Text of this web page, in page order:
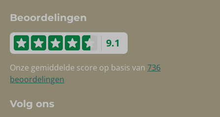
Beoordelingen
9.1
Onze gemiddelde score op basis van 736
beoordelingen
Volg ons